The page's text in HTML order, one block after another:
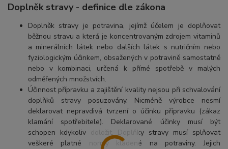
Doplněk stravy - definice dle zákona
Doplněk stravy je potravina, jejímž účelem je doplňovat
běžnou stravu a která je koncentrovaným zdrojem vitaminů
a minerálních látek nebo dalších látek s nutričním nebo
fyziologickým účinkem, obsažených v potravině samostatně
nebo v kombinaci, určená k přímé spotřebě v malých
odměřených množstvích.
Účinnost přípravku a zajištění kvality nejsou při schvalování
doplňků stravy posuzovány. Nicméně výrobce nesmí
deklarovat nepravdivá tvrzení o účinku přípravku (zákaz
klamání spotřebitele). Deklarované účinky musí být
schopen kdykoliv doložit. Doplňky stravy musí splňovat
veškeré platné normy kladené na potraviny. Jejich